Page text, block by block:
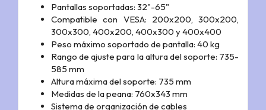
Pantallas soportadas: 32"-65"
Compatible con VESA: 200x200, 300x200,
300x300, 400x200, 400x300 y 400x400
Peso máximo soportado de pantalla: 40 kg
Rango de ajuste para la altura del soporte: 735-
585 mm
Altura máxima del soporte: 735 mm
Medidas de la peana: 760x343 mm
Sistema de organización de cables